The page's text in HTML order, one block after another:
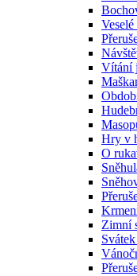
Vítání
Hry v
O
Zimní